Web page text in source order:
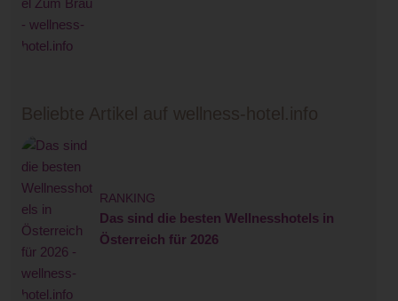
Beliebte Artikel auf wellness-hotel.info
RANKING
Das sind die besten Wellnesshotels in
Österreich für 2026